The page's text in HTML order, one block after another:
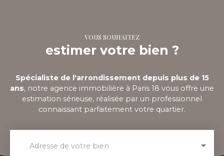
VOUS SOUHAITEZ
estimer votre bien ?
Spécialiste de l'arrondissement depuis plus de 15
ans, notre agence immobilière à Paris 18 vous offre une
estimation sérieuse, réalisée par un professionnel
connaissant parfaitement votre quartier.
Adresse de votre bien